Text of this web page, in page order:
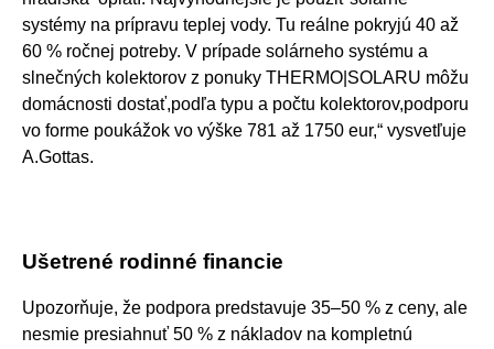
systémy na prípravu teplej vody. Tu reálne pokryjú 40 až
60 % ročnej potreby. V prípade solárneho systému a
slnečných kolektorov z ponuky THERMO|SOLARU môžu
domácnosti dostať,podľa typu a počtu kolektorov,podporu
vo forme poukážok vo výške 781 až 1750 eur,“ vysvetľuje
A.Gottas.
Ušetrené rodinné financie
Upozorňuje, že podpora predstavuje 35–50 % z ceny, ale
nesmie presiahnuť 50 % z nákladov na kompletnú